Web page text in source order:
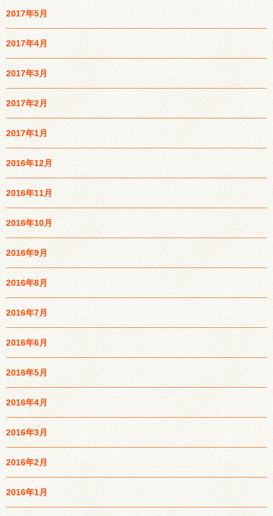
2017年5月
2017年4月
2017年3月
2017年2月
2017年1月
2016年12月
2016年11月
2016年10月
2016年9月
2016年8月
2016年7月
2016年6月
2016年5月
2016年4月
2016年3月
2016年2月
2016年1月